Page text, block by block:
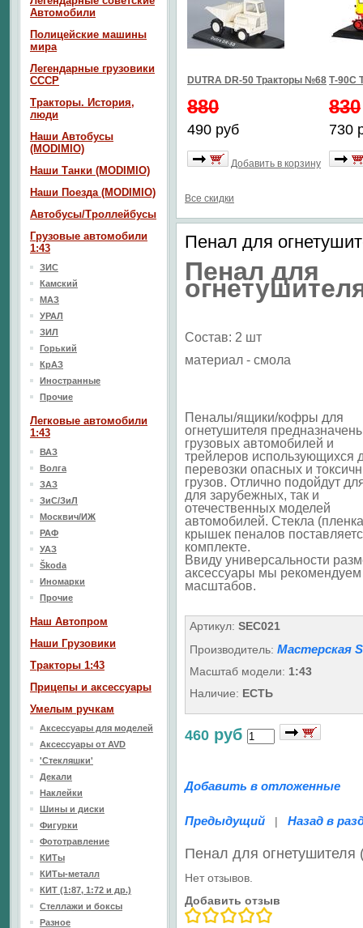
DUTRA DR-50 Тракторы №68
880
490 руб
Добавить в корзину
Т-90С
830
730
Все скидки
Пенал для
Пенал для
Состав: 2 шт
материал - смола
Пеналы/ящики/кофры для
огнетушителя
грузовых автомобилей и
трейлеров использующихся
перевозки опасных и
грузов. Отлично подойдут
для зарубежных, так и
отечественных моделей
автомобилей. Стекла
крышек пеналов
комплекте.
Ввиду универсальности
аксессуары мы рекомендуем
масштабов.
Артикул: SEC021
Производитель: Мастерская
Масштаб модели: 1:43
Наличие: ЕСТЬ
460 руб
Добавить в отложенные
Предыдущий | Назад в
Пенал для
Нет отзывов.
Добавить отзыв
Автомобили
Полицейские машины
мира
Легендарные грузовики
СССР
Тракторы. История,
люди
Наши Автобусы
(MODIMIO)
Наши Танки (MODIMIO)
Наши Поезда (MODIMIO)
Автобусы/Троллейбусы
Грузовые автомобили
1:43
ЗИС
Камский
МАЗ
УРАЛ
ЗИЛ
Горький
КрАЗ
Иностранные
Прочие
Легковые автомобили
1:43
ВАЗ
Волга
ЗАЗ
ЗиС/ЗиЛ
Москвич/ИЖ
РАФ
УАЗ
Škoda
Иномарки
Прочие
Наш Aвтопром
Наши Грузовики
Тракторы 1:43
Прицепы и аксессуары
Умелым ручкам
Аксессуары для моделей
Аксессуары от AVD
'Стекляшки'
Декали
Наклейки
Шины и диски
Фигурки
Фототравление
КИТы
КИТы-металл
КИТ (1:87, 1:72 и др.)
Стеллажи и боксы
Разное